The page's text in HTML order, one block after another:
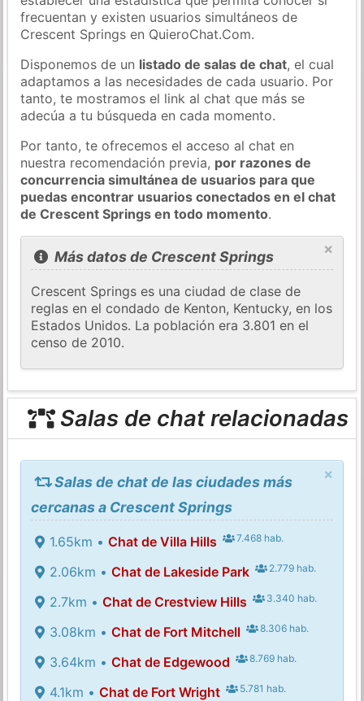
frecuentan y existen usuarios simultáneos de
Crescent Springs en QuieroChat.Com.
Disponemos de un listado de salas de chat, el cual
adaptamos a las necesidades de cada usuario. Por
tanto, te mostramos el link al chat que más se
adecúa a tu búsqueda en cada momento.
Por tanto, te ofrecemos el acceso al chat en
nuestra recomendación previa, por razones de
concurrencia simultánea de usuarios para que
puedas encontrar usuarios conectados en el chat
de Crescent Springs en todo momento.
×
Más datos de Crescent Springs
Crescent Springs es una ciudad de clase de
reglas en el condado de Kenton, Kentucky, en los
Estados Unidos. La población era 3.801 en el
censo de 2010.
Salas de chat relacionadas
×
Salas de chat de las ciudades más
cercanas a Crescent Springs
1.65km • Chat de Villa Hills 7.468 hab.
2.06km • Chat de Lakeside Park 2.779 hab.
2.7km • Chat de Crestview Hills 3.340 hab.
3.08km • Chat de Fort Mitchell 8.306 hab.
3.64km • Chat de Edgewood 8.769 hab.
4.1km • Chat de Fort Wright 5.781 hab.